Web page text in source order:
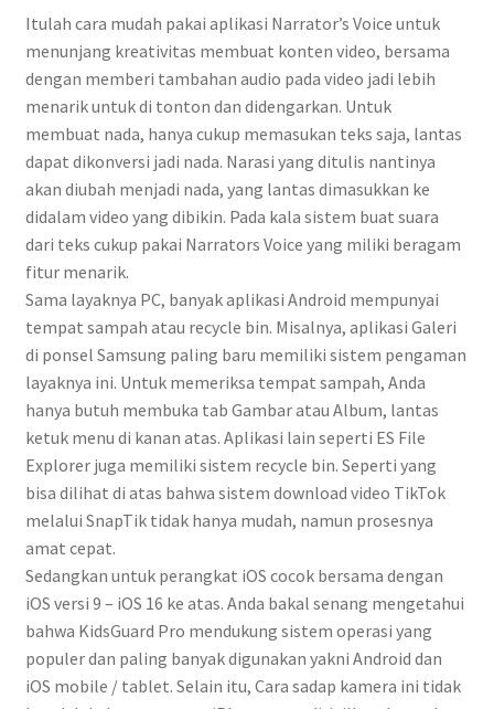
Itulah cara mudah pakai aplikasi Narrator’s Voice untuk
menunjang kreativitas membuat konten video, bersama
dengan memberi tambahan audio pada video jadi lebih
menarik untuk di tonton dan didengarkan. Untuk
membuat nada, hanya cukup memasukan teks saja, lantas
dapat dikonversi jadi nada. Narasi yang ditulis nantinya
akan diubah menjadi nada, yang lantas dimasukkan ke
didalam video yang dibikin. Pada kala sistem buat suara
dari teks cukup pakai Narrators Voice yang miliki beragam
fitur menarik.
Sama layaknya PC, banyak aplikasi Android mempunyai
tempat sampah atau recycle bin. Misalnya, aplikasi Galeri
di ponsel Samsung paling baru memiliki sistem pengaman
layaknya ini. Untuk memeriksa tempat sampah, Anda
hanya butuh membuka tab Gambar atau Album, lantas
ketuk menu di kanan atas. Aplikasi lain seperti ES File
Explorer juga memiliki sistem recycle bin. Seperti yang
bisa dilihat di atas bahwa sistem download video TikTok
melalui SnapTik tidak hanya mudah, namun prosesnya
amat cepat.
Sedangkan untuk perangkat iOS cocok bersama dengan
iOS versi 9 – iOS 16 ke atas. Anda bakal senang mengetahui
bahwa KidsGuard Pro mendukung sistem operasi yang
populer dan paling banyak digunakan yakni Android dan
iOS mobile / tablet. Selain itu, Cara sadap kamera ini tidak